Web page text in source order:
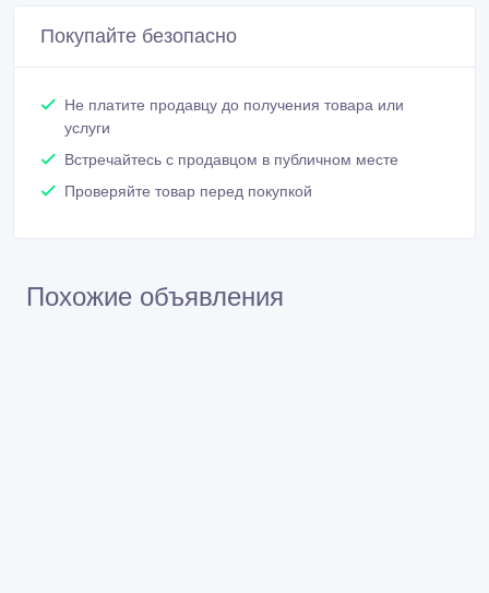
Покупайте безопасно
Не платите продавцу до получения товара или
услуги
Встречайтесь с продавцом в публичном месте
Проверяйте товар перед покупкой
Похожие объявления